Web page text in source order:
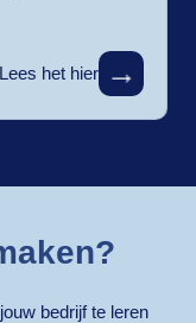
Lees het hier →
bedrijf te leren